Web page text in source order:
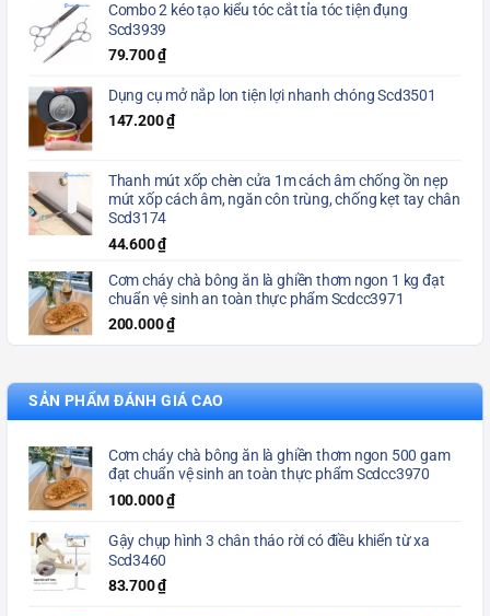
Combo 2 kéo tạo kiểu tóc cắt tỉa tóc tiện đụng
Scd3939
79.700₫
Dụng cụ mở nắp lon tiện lợi nhanh chóng Scd3501
147.200₫
Thanh mút xốp chèn cửa 1m cách âm chống ồn nẹp
mút xốp cách âm, ngăn côn trùng, chống kẹt tay chân
Scd3174
44.600₫
Cơm cháy chà bông ăn là ghiền thơm ngon 1 kg đạt
chuẩn vệ sinh an toàn thực phẩm Scdcc3971
200.000₫
SẢN PHẨM ĐÁNH GIÁ CAO
Cơm cháy chà bông ăn là ghiền thơm ngon 500 gam
đạt chuẩn vệ sinh an toàn thực phẩm Scdcc3970
100.000₫
Gậy chụp hình 3 chân tháo rời có điều khiển từ xa
Scd3460
83.700₫